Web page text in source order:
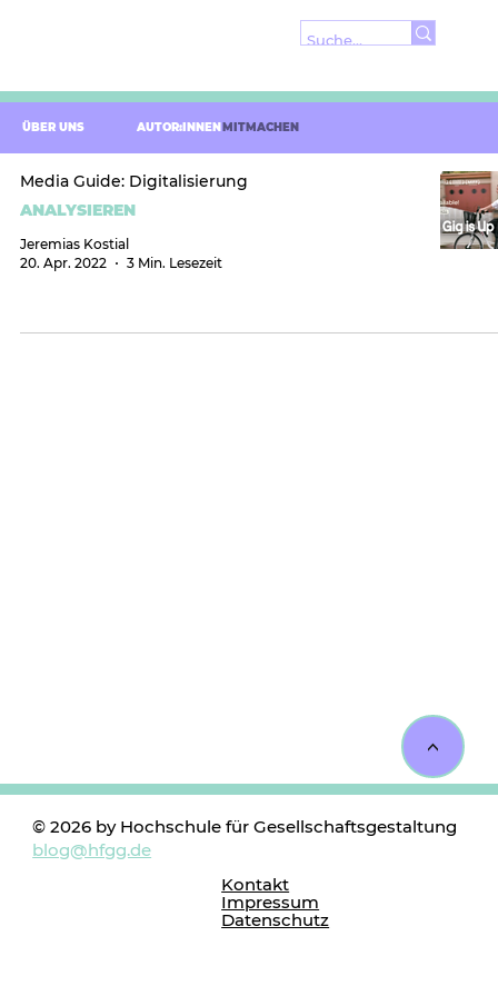
ÜBER UNS AUTOR:INNEN MITMACHEN
Media Guide: Digitalisierung
ANALYSIEREN
Jeremias Kostial
20. Apr. 2022
3 Min. Lesezeit
<
© 2026 by Hochschule für Gesellschaftsgestaltung
blog@hfgg.de
Impressum
Datenschutz
Kontakt